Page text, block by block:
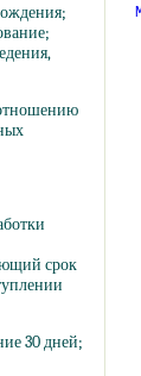
срок
30 дней;